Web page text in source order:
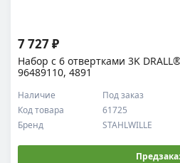
Набор с 6 отвертками 3K
96489110, 4891
Код товара 61725
Наличие Под заказ
Бренд STAHLWILLE
7 727 ₽